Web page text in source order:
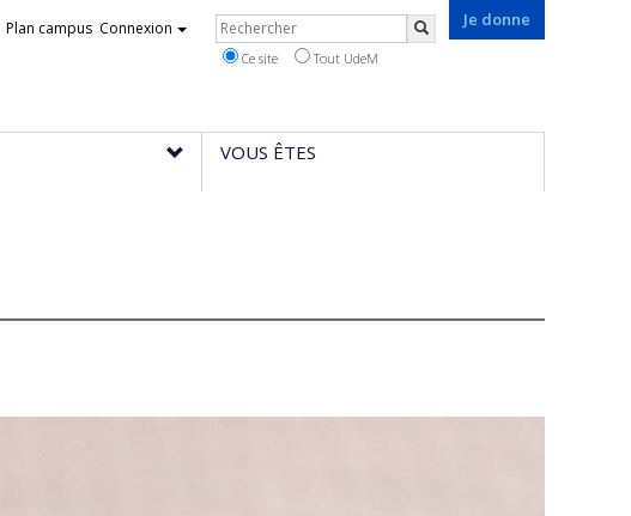
Je donne
Plan campus Connexion Rechercher
Ce site Tout UdeM
VOUS ÊTES